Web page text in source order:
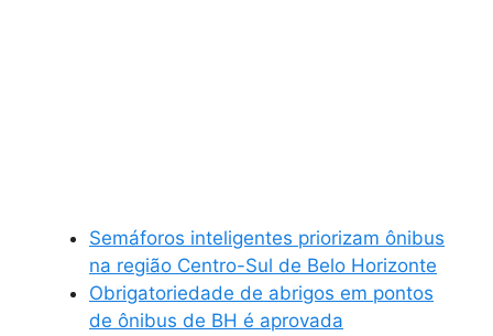
Semáforos inteligentes priorizam ônibus
na região Centro-Sul de Belo Horizonte
Obrigatoriedade de abrigos em pontos
de ônibus de BH é aprovada